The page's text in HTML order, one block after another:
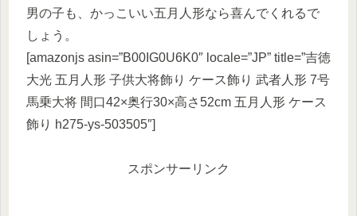
男の子も、かっこいい五月人形なら喜んでくれるで
しょう。
[amazonjs asin=”B00IG0U6K0″ locale=”JP” title=”吉徳
大光 五月人形 子供大将飾り ケース飾り 武者人形 7号
馬乗大将 間口42×奥行30×高さ52cm 五月人形 ケース
飾り h275-ys-503505″]
スポンサーリンク